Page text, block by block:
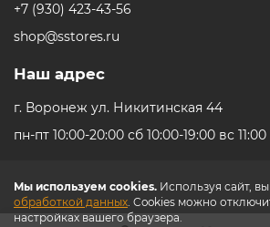
Мы используем cookies. Используя сайт,
обработкой данных. Cookies можно
настройках вашего браузера.
+7 (930) 423-43-56
shop@sstores.ru
Наш адрес
г. Воронеж ул. Никитинская 44
пн-пт 10:00-20:00 сб 10:00-19:00 вс 11:00